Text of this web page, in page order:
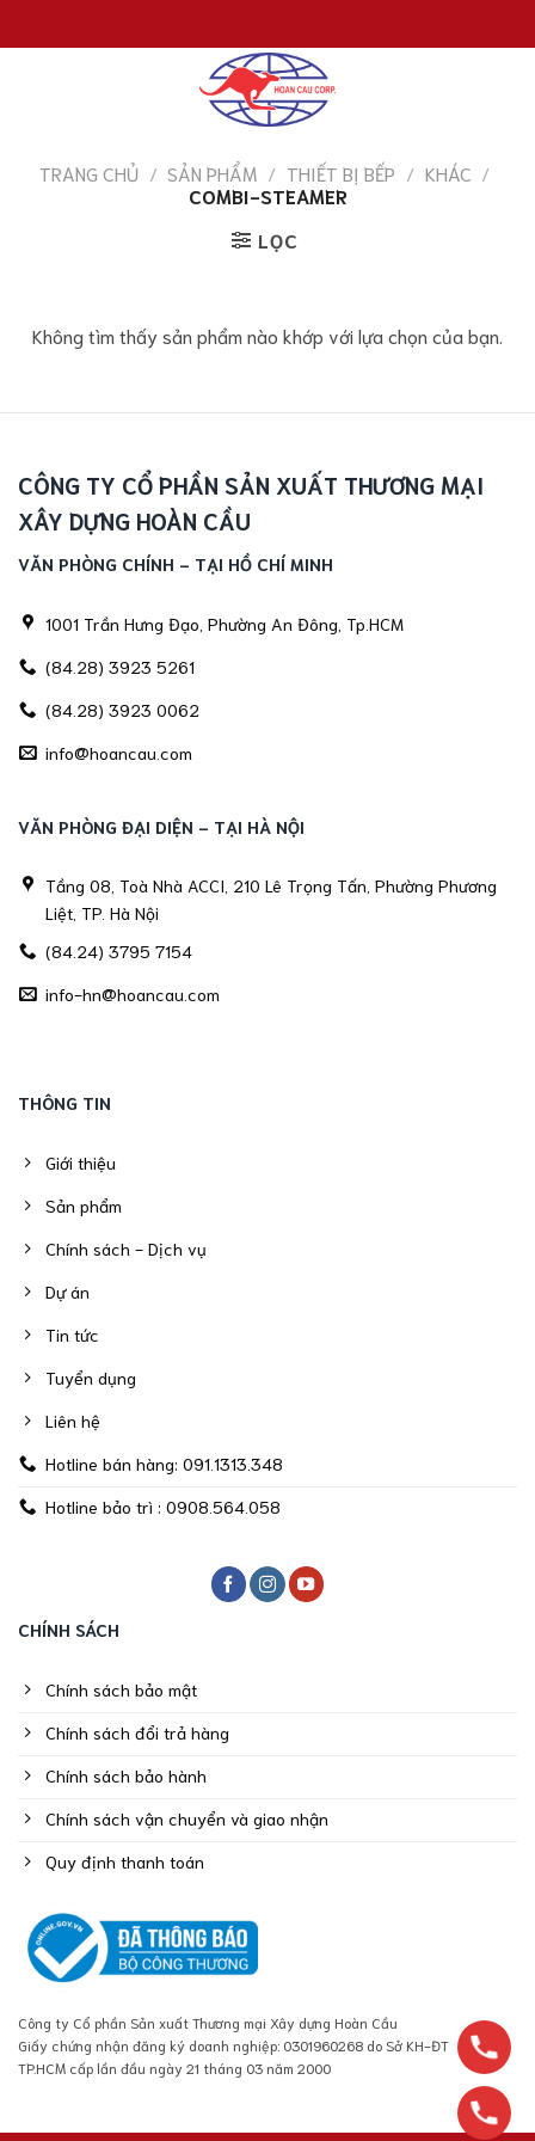
đến
TRANG CHỦ / SẢN PHẨM / THIẾT BỊ BẾP / KHÁC /
COMBI-STEAMER
LỌC
Không tìm thấy sản phẩm nào khớp với lựa chọn của bạn.
CÔNG TY CỔ PHẦN SẢN XUẤT THƯƠNG MẠI
XÂY DỰNG HOÀN CẦU
VĂN PHÒNG CHÍNH - TẠI HỒ CHÍ MINH
1001 Trần Hưng Đạo, Phường An Đông, Tp.HCM
(84.28) 3923 5261
(84.28) 3923 0062
info@hoancau.com
VĂN PHÒNG ĐẠI DIỆN - TẠI HÀ NỘI
Tầng 08, Toà Nhà ACCI, 210 Lê Trọng Tấn, Phường Phương
Liệt, TP. Hà Nội
(84.24) 3795 7154
info-hn@hoancau.com
THÔNG TIN
Giới thiệu
Sản phẩm
Chính sách - Dịch vụ
Dự án
Tin tức
Tuyển dụng
Liên hệ
Hotline bán hàng: 091.1313.348
Hotline bảo trì : 0908.564.058
CHÍNH SÁCH
Chính sách bảo mật
Chính sách đổi trả hàng
Chính sách bảo hành
Chính sách vận chuyển và giao nhận
Quy định thanh toán
Công ty Cổ phần Sản xuất Thương mại Xây dựng Hoàn Cầu
Giấy chứng nhận đăng ký doanh nghiệp: 0301960268 do Sở KH-ĐT
TP.HCM cấp lần đầu ngày 21 tháng 03 năm 2000